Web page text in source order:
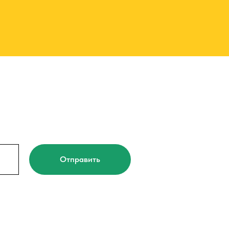
Отправить